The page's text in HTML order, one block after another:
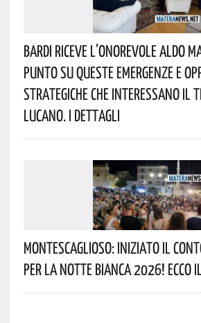
Bardi Riceve L’onorevole Aldo
Punto Su Queste Emergenze E
Strategiche Che Interessano Il
Lucano. I Dettagli
Montescaglioso: Iniziato Il
Per La Notte Bianca 2026! Ecco